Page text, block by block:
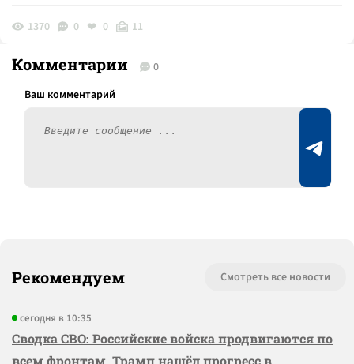
1370 0 0 11
Комментарии 0
Рекомендуем Смотреть все новости
сегодня в 10:35
Сводка СВО: Российские войска продвигаются по
всем фронтам, Трамп нашёл прогресс в